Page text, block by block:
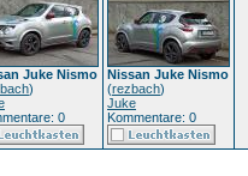
Juke Nismo
)
0
Nissan Juke Nismo
(rezbach)
Juke
Kommentare: 0